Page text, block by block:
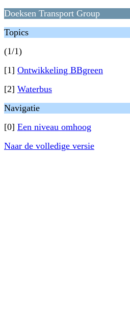
Doeksen Transport Group
Topics
(1/1)
[1] Ontwikkeling BBgreen
[2] Waterbus
Navigatie
[0] Een niveau omhoog
Naar de volledige versie